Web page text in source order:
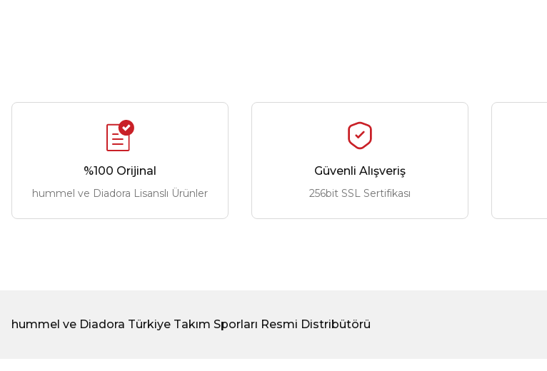
%100 Orijinal
hummel ve Diadora Lisanslı Ürünler
Güvenli Alışveriş
256bit SSL Sertifikası
hummel ve Diadora Türkiye Takım Sporları Resmi Distribütörü